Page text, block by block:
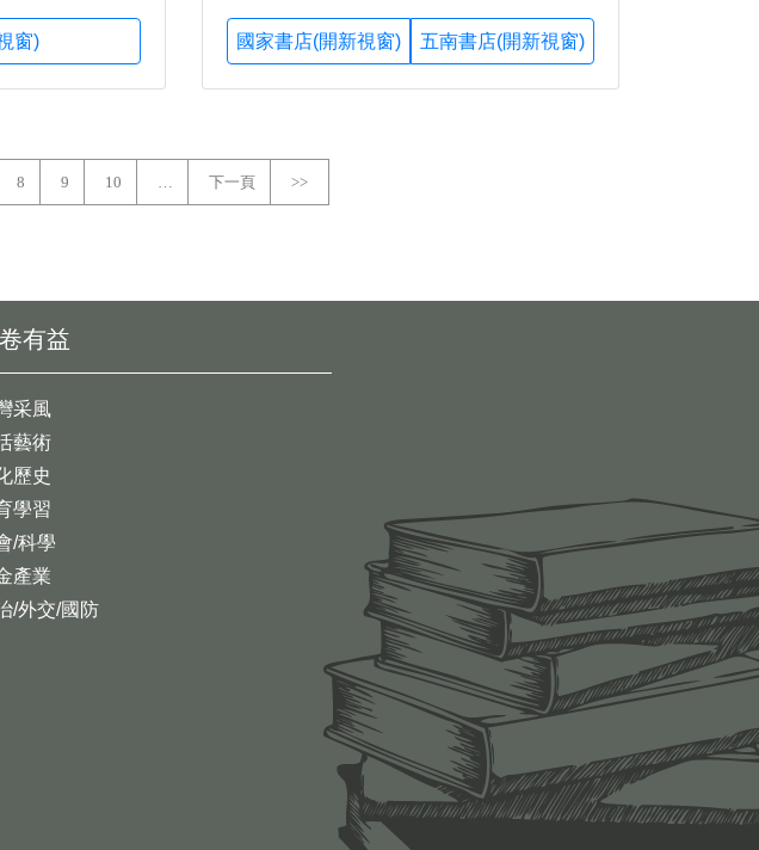
窗) 國家書店(開新視窗) 五南書店(開新視窗)
8 9 10 下一頁 >>
有益
采風
藝術
歷史
學習
/科學
產業
/外交/國防